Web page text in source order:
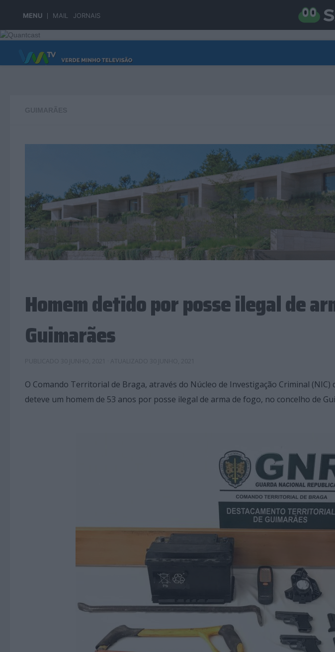
MENU MAIL JORNAIS
Skip to content
Homem detido por posse ilegal de
Guimarães
O Comando Territorial de Braga, através do Núcleo de Investigação Criminal (NIC)
deteve um homem de 53 anos por posse ilegal de arma de fogo, no concelho de